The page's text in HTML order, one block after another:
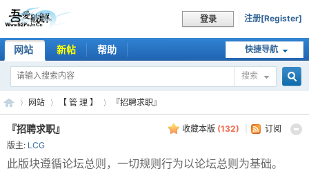
登录 注册[Register]
快捷导航
网站 新帖 帮助
搜索
吾 »
网站
›
【 管 理 】
›
『招聘求职』
收藏本版 (132) 订阅
『招聘求职』
版主: LCG
此版块遵循论坛总则，一切规则行为以论坛总则为基础。